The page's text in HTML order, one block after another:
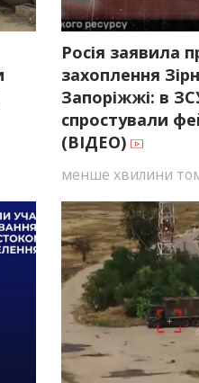
Росія заявила
захоплення
Запоріжжі: в
спростували
(ВІДЕО)
менше хвилини